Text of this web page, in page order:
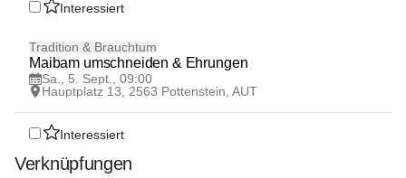
Interessiert
5
SEP
Tradition & Brauchtum
Maibam umschneiden & Ehrungen
Sa., 5. Sept., 09:00
Hauptplatz 13, 2563 Pottenstein, AUT
Interessiert
Verknüpfungen